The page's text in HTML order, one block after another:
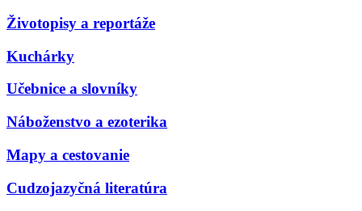
Životopisy a reportáže
Kuchárky
Učebnice a slovníky
Náboženstvo a ezoterika
Mapy a cestovanie
Cudzojazyčná literatúra